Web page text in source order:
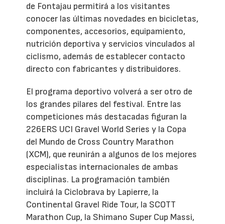
de Fontajau permitirá a los visitantes
conocer las últimas novedades en bicicletas,
componentes, accesorios, equipamiento,
nutrición deportiva y servicios vinculados al
ciclismo, además de establecer contacto
directo con fabricantes y distribuidores.
El programa deportivo volverá a ser otro de
los grandes pilares del festival. Entre las
competiciones más destacadas figuran la
226ERS UCI Gravel World Series y la Copa
del Mundo de Cross Country Marathon
(XCM), que reunirán a algunos de los mejores
especialistas internacionales de ambas
disciplinas. La programación también
incluirá la Ciclobrava by Lapierre, la
Continental Gravel Ride Tour, la SCOTT
Marathon Cup, la Shimano Super Cup Massi,